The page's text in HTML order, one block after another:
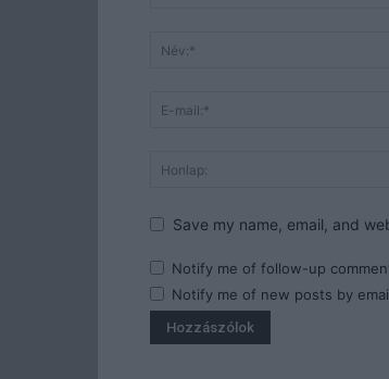
Save my name, email, and
Notify me of follow-up
Notify me of new posts by